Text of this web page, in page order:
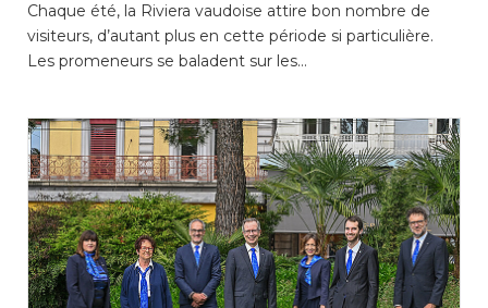
Chaque été, la Riviera vaudoise attire bon nombre de
visiteurs, d’autant plus en cette période si particulière.
Les promeneurs se baladent sur les…